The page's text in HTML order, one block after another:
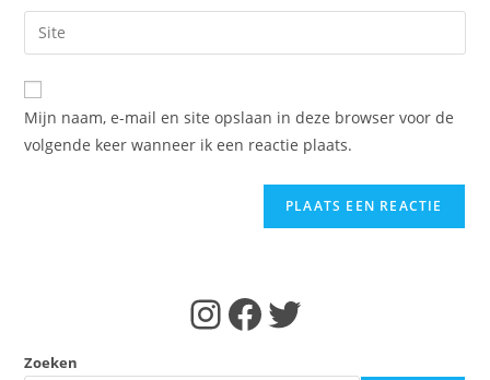
om
te
reageren
e-
mail
om
te
kunnen
Voer
je
site
URL
(optioneel)
Mijn naam, e-mail en site opslaan in deze browser voor de
volgende keer wanneer ik een reactie plaats.
InstagramFacebookTwitter
Zoeken